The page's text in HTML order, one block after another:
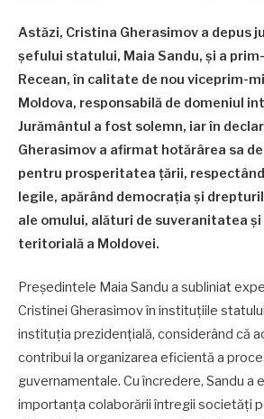
Astăzi, Cristina Gherasimov a depus
șefului statului, Maia Sandu, și a
Recean, în calitate de nou viceprim-
Moldova, responsabilă de domeniul
Jurământul a fost solemn, iar în
Gherasimov a afirmat hotărârea sa
pentru prosperitatea țării,
legile, apărând democrația și
ale omului, alături de suveranitatea
teritorială a Moldovei.
Președintele Maia Sandu a subliniat
Cristinei Gherasimov în instituțiile
instituția prezidențială, considerând că
contribui la organizarea eficientă a
guvernamentale. Cu încredere, Sandu a
importanța colaborării întregii societăți